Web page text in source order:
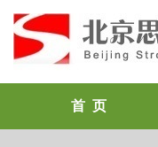
首 页